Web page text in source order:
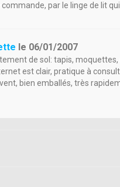
par le linge de lit
le 06/01/2007
de sol: tapis,
est clair, pratique à
bien emballés, très